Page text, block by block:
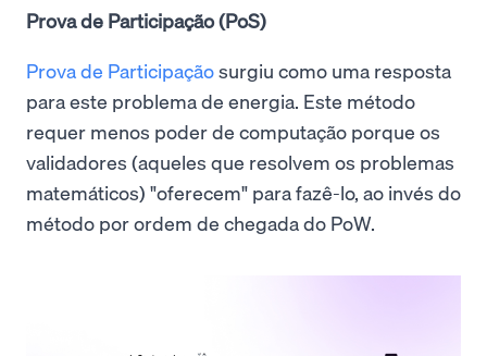
Prova de Participação (PoS)
Prova de Participaçãosurgiu como uma resposta
para este problema de energia. Este método
requer menos poder de computação porque os
validadores (aqueles que resolvem os problemas
matemáticos) "oferecem" para fazê-lo, ao invés do
método por ordem de chegada do PoW.